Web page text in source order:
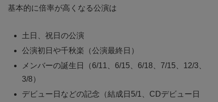
基本的に倍率が高くなる公演は
土日、祝日の公演
公演初日や千秋楽（公演最終日）
メンバーの誕生日（6/11、6/15、6/18、7/15、12/3、
3/8）
デビュー日などの記念（結成日5/1、CDデビュー日